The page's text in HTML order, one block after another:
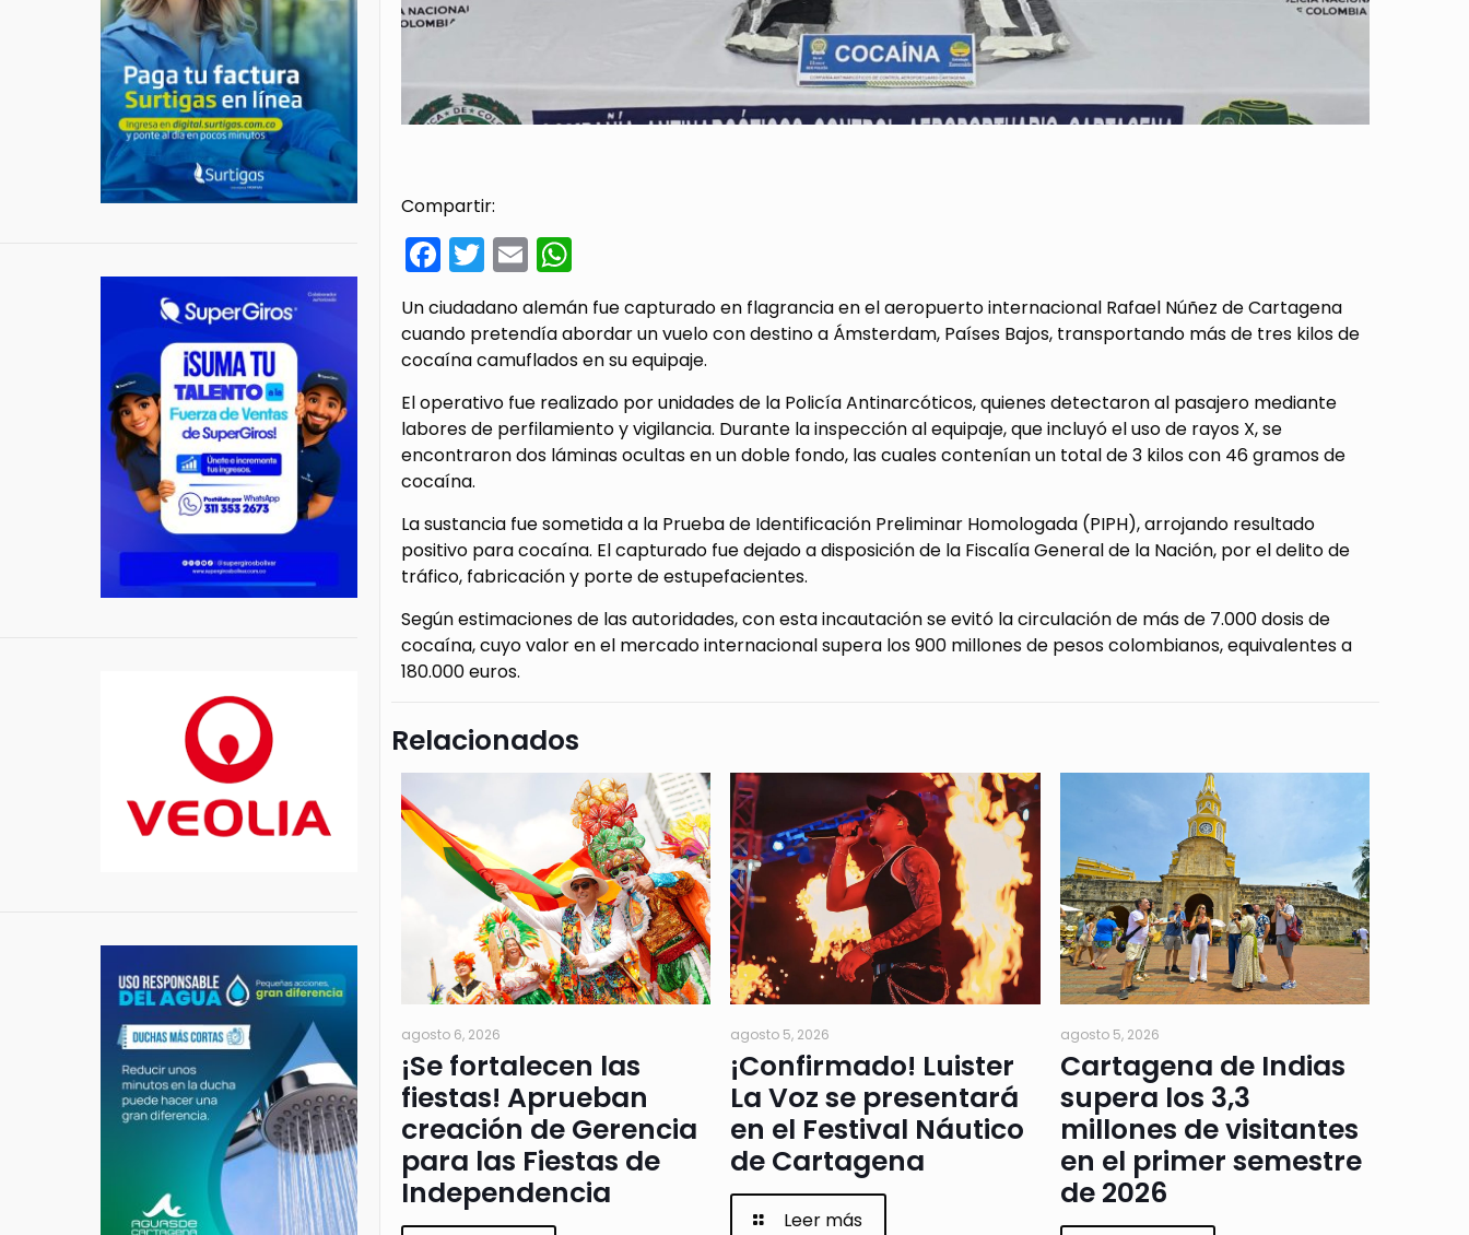
Compartir:
Facebook
Twitter
Email
Un ciudadano alemán fue capturado en flagrancia en el aeropuerto internacional Rafael Núñez de Cartagena
cuando pretendía abordar un vuelo con destino a Ámsterdam, Países Bajos, transportando más de tres kilos de
cocaína camuflados en su equipaje.
El operativo fue realizado por unidades de la Policía Antinarcóticos, quienes detectaron al pasajero mediante
labores de perfilamiento y vigilancia. Durante la inspección al equipaje, que incluyó el uso de rayos X, se
encontraron dos láminas ocultas en un doble fondo, las cuales contenían un total de 3 kilos con 46 gramos de
cocaína.
La sustancia fue sometida a la Prueba de Identificación Preliminar Homologada (PIPH), arrojando resultado
positivo para cocaína. El capturado fue dejado a disposición de la Fiscalía General de la Nación, por el delito de
tráfico, fabricación y porte de estupefacientes.
Según estimaciones de las autoridades, con esta incautación se evitó la circulación de más de 7.000 dosis de
cocaína, cuyo valor en el mercado internacional supera los 900 millones de pesos colombianos, equivalentes a
180.000 euros.
Relacionados
agosto 6, 2026
¡Se fortalecen las
fiestas! Aprueban
creación de Gerencia
para las Fiestas de
Independencia
agosto 5, 2026
¡Confirmado! Luister
La Voz se presentará
en el Festival Náutico
de Cartagena
Leer más
agosto 5, 2026
Cartagena de Indias
supera los 3,3
millones de visitantes
en el primer semestre
de 2026